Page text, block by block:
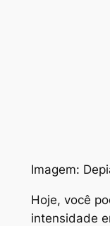
Imagem:
Hoje, você
intensidade